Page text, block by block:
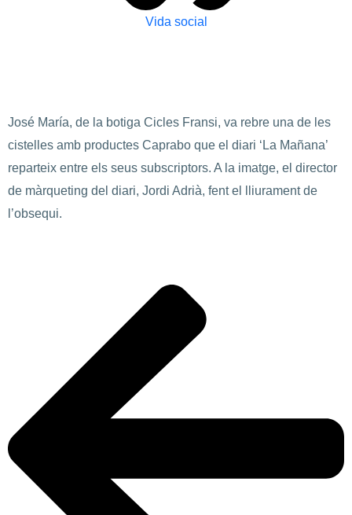
Vida social
José María, de la botiga Cicles Fransi, va rebre una de les
cistelles amb productes Caprabo que el diari ‘La Mañana’
reparteix entre els seus subscriptors. A la imatge, el director
de màrqueting del diari, Jordi Adrià, fent el lliurament de
l’obsequi.